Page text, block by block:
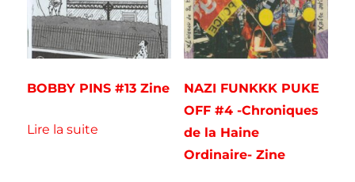
BOBBY PINS #13 Zine
Lire la suite
NAZI FUNKKK PUKE
OFF #4 -Chroniques
de la Haine
Ordinaire- Zine